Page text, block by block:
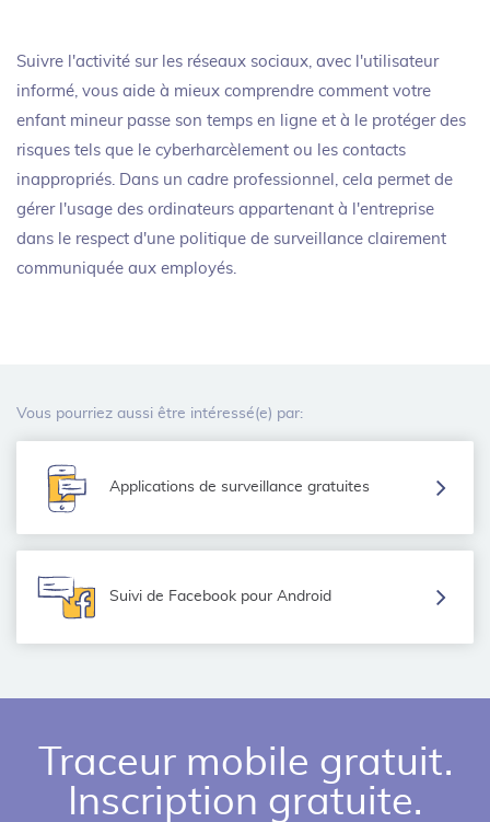
Suivre l'activité sur les réseaux sociaux, avec l'utilisateur
informé, vous aide à mieux comprendre comment votre
enfant mineur passe son temps en ligne et à le protéger des
risques tels que le cyberharcèlement ou les contacts
inappropriés. Dans un cadre professionnel, cela permet de
gérer l'usage des ordinateurs appartenant à l'entreprise
dans le respect d'une politique de surveillance clairement
communiquée aux employés.
Vous pourriez aussi être intéressé(e) par:
Applications de surveillance gratuites
Suivi de Facebook pour Android
Traceur mobile gratuit.
Inscription gratuite.